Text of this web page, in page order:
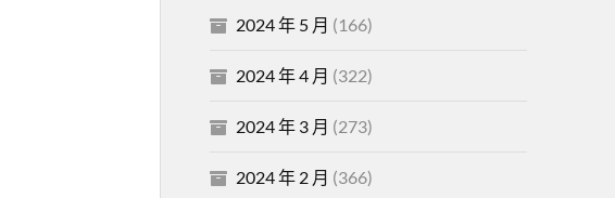
2024 年 5 月 (166)
2024 年 4 月 (322)
2024 年 3 月 (273)
2024 年 2 月 (366)